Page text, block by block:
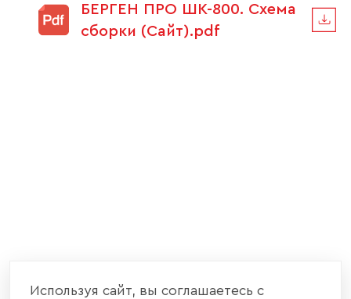
БЕРГЕН ПРО ШК-800. Схема
сборки (Сайт).pdf
Используя сайт, вы соглашаетесь с